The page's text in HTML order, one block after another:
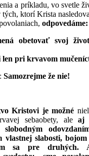
a príkladu, vo svetle
tých, ktorí Krista
obetovať svoj
len pri krvavom
Samozrejme že nie!
Kristovi je možné
sebaobety, aleaj
vlastnej slabosti,
sa pre